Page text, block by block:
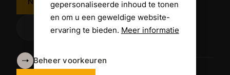
gepersonaliseerde inhoud te tonen
en om u een geweldige website-
ervaring te bieden. Meer informatie
Beheer voorkeuren